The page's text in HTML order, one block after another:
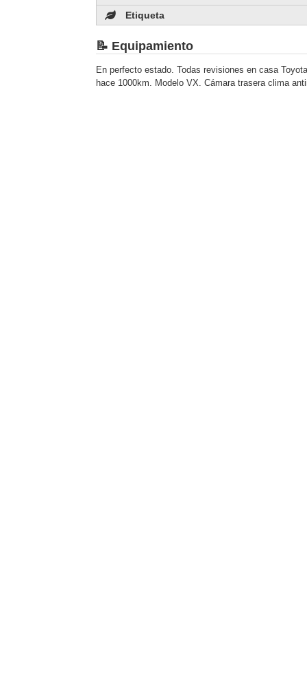
Etiqueta
📝 Equipamiento
En perfecto estado. Todas revisiones en casa
hace 1000km. Modelo VX. Cámara trasera clima